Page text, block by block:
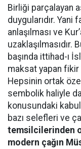
Birliği parçalayan
duygularıdır. Yani
anlaşılması ve
başında ittihad-ı
maksat yapan fikir
Hepsinin ortak
sembolik haliyle
konusundaki
bazı selefleri ve
temsilcilerinden
modern çağın